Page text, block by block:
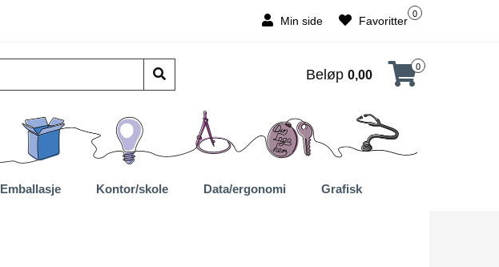
Min side
0
Favoritter
Beløp 0,00
0
Emballasje Kontor/skole Data/ergonomi Grafisk